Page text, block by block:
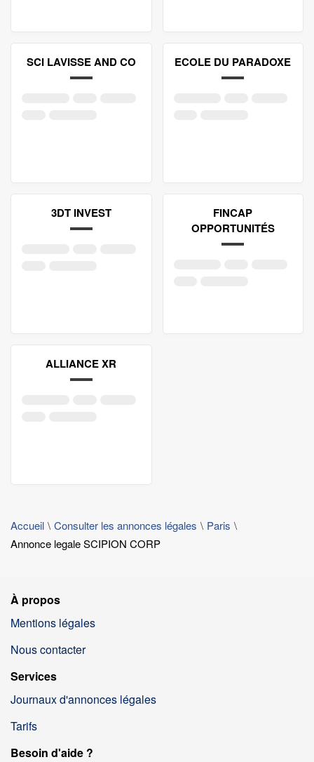
SCI LAVISSE AND CO ECOLE DU PARADOXE
3DT INVEST
FINCAP
OPPORTUNITÉS
ALLIANCE XR
Accueil Consulter les annonces légales
Paris
Annonce legale SCIPION CORP
À propos
Mentions légales
Nous contacter
Services
Journaux d'annonces légales
Tarifs
Besoin d'aide ?